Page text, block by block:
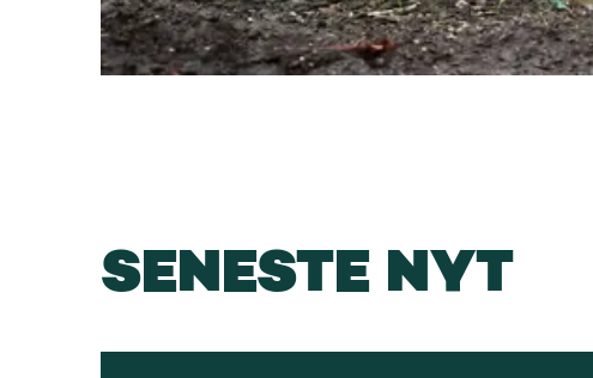
SENESTE NYT